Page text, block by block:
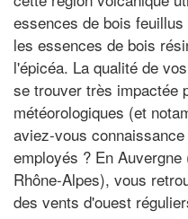
essences de bois
les essences de bois
l'épicéa. La qualité de
se trouver très impactée
météorologiques (et
aviez-vous
employés ? En
Rhône-Alpes), vous
des vents d'ouest